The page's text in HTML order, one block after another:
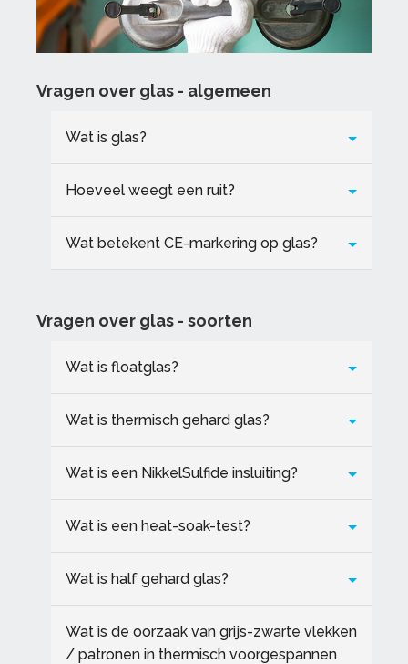
Vragen over glas - algemeen
Wat is glas?
Hoeveel weegt een ruit?
Wat betekent CE-markering op glas?
Vragen over glas - soorten
Wat is floatglas?
Wat is thermisch gehard glas?
Wat is een NikkelSulfide insluiting?
Wat is een heat-soak-test?
Wat is half gehard glas?
Wat is de oorzaak van grijs-zwarte vlekken
/ patronen in thermisch voorgespannen